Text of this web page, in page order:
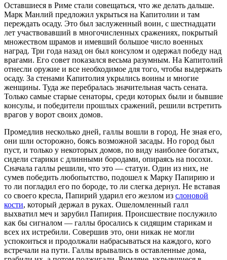
Оставшиеся в Риме стали совещаться, что же делать дальше.
Марк Манлий предложил укрыться на Капитолии и там
переждать осаду. Это был заслуженный воин, с шестнадцати
лет участвовавший в многочисленных сражениях, покрытый
множеством шрамов и имевший большое число военных
наград. Три года назад он был консулом и одержал победу над
врагами. Его совет показался весьма разумным. На Капитолий
отнесли оружие и все необходимое для того, чтобы выдержать
осаду. За стенами Капитолия укрылись воины и многие
женщины. Туда же перебралась значительная часть сената.
Только самые старые сенаторы, среди которых были и бывшие
консулы, и победители прошлых сражений, решили встретить
врагов у ворот своих домов.
Промедлив несколько дней, галлы вошли в город. Не зная его,
они шли осторожно, боясь возможной засады. Но город был
пуст, и только у некоторых домов, по виду наиболее богатых,
сидели старики с длинными бородами, опираясь на посохи.
Сначала галлы решили, что это — статуи. Один из них, не
сумев победить любопытство, подошел к Марку Папирию и
то ли погладил его по бороде, то ли слегка дернул. Не вставая
со своего кресла, Папирий ударил его жезлом из слоновой
кости, который держал в руках. Ошеломленный галл
выхватил меч и зарубил Папирия. Происшествие послужило
как бы сигналом — галлы бросались к сидящим старикам и
всех их истребили. Совершив это, они никак не могли
успокоиться и продолжали набрасываться на каждого, кого
встречали на пути. Галлы врывались в оставленные дома,